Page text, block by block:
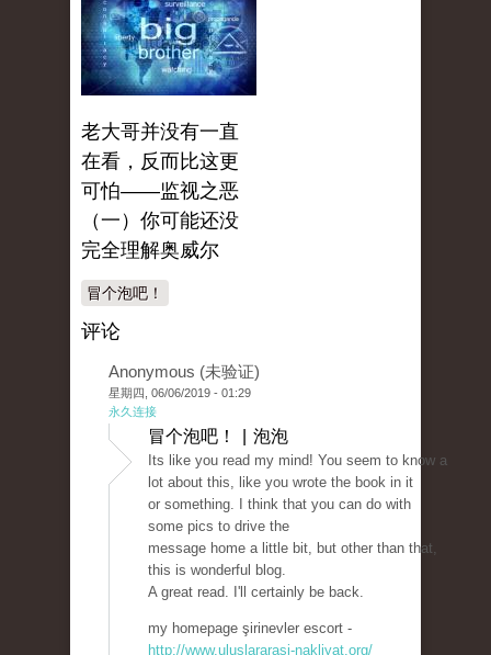
老大哥并没有一直
在看，反而比这更
可怕——监视之恶
（一）你可能还没
完全理解奥威尔
冒个泡吧！
评论
Anonymous (未验证)
星期四, 06/06/2019 - 01:29
永久连接
冒个泡吧！ | 泡泡
Its like you read my mind! You seem to know a
lot about this, like you wrote the book in it
or something. I think that you can do with
some pics to drive the
message home a little bit, but other than that,
this is wonderful blog.
A great read. I'll certainly be back.
my homepage şirinevler escort -
http://www.uluslararasi-nakliyat.org/